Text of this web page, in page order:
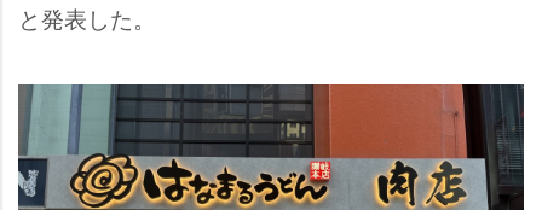
と発表した。